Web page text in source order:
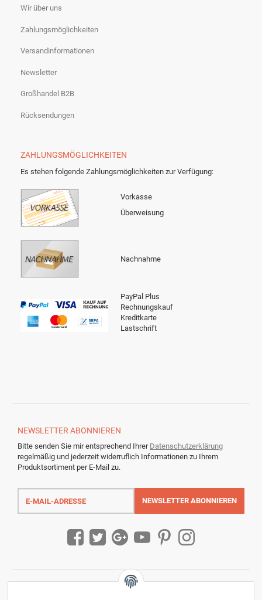
Wir über uns
Zahlungsmöglichkeiten
Versandinformationen
Newsletter
Großhandel B2B
Rücksendungen
ZAHLUNGSMÖGLICHKEITEN
Es stehen folgende Zahlungsmöglichkeiten zur Verfügung:
Vorkasse
Überweisung
Nachnahme
PayPal Plus
Rechnungskauf
Kreditkarte
Lastschrift
NEWSLETTERABONNIEREN
Bitte senden Sie mir entsprechend Ihrer Datenschutzerklärung
regelmäßig und jederzeit widerruflich Informationen zu Ihrem
Produktsortiment per E-Mail zu.
E-
Mail-
NEWSLETTER ABONNIEREN